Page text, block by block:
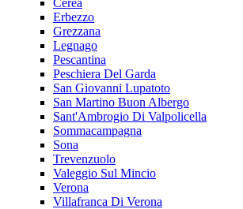
Cerea
Erbezzo
Grezzana
Legnago
Pescantina
Peschiera Del Garda
San Giovanni Lupatoto
San Martino Buon Albergo
Sant'Ambrogio Di Valpolicella
Sommacampagna
Sona
Trevenzuolo
Valeggio Sul Mincio
Verona
Villafranca Di Verona